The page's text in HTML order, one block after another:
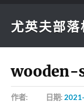
尤英夫部落
作者: 日期: